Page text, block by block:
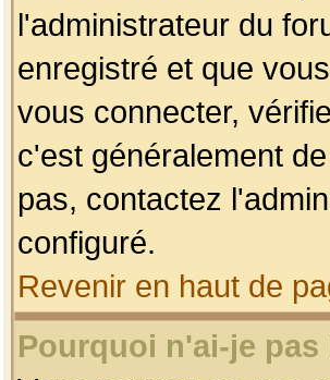
l'administrateur du
enregistré et que
vous connecter,
c'est généralement
pas, contactez
configuré.
Revenir en haut de
Pourquoi n'ai-je